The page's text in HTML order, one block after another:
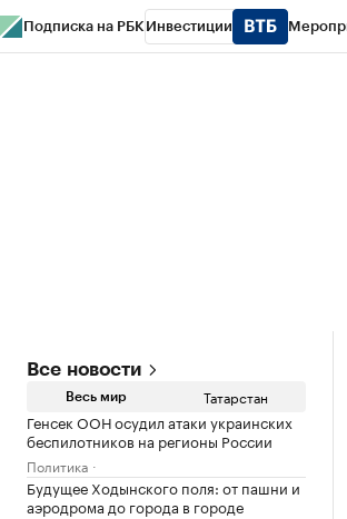
Подписка на РБК Инвестиции
Все новости
Весь мир Татарстан
Генсек ООН осудил атаки украинских
беспилотников на регионы России
Политика
Будущее Ходынского поля: от пашни и
аэродрома до города в городе